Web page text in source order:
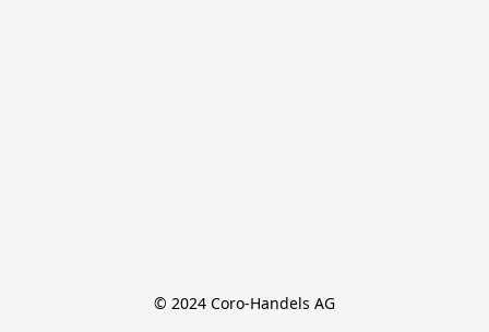
© 2024 Coro-Handels AG